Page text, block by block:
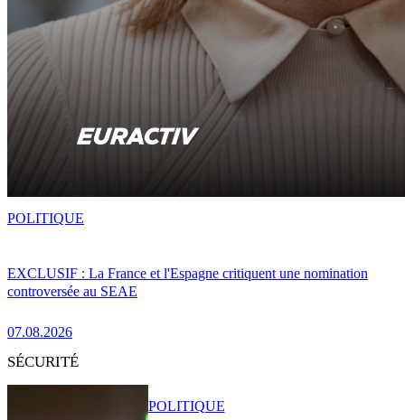
EXCLUSIF : La France et l'Espagne critiquent une nomination
controversée au SEAE
07.08.2026
POLITIQUE
SÉCURITÉ
POLITIQUE